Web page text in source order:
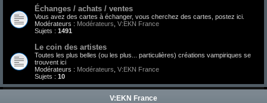
Échanges / achats / ventes
Vous avez des cartes à échanger, vous cherchez des cartes, postez ici.
Modérateurs : Modérateurs V:EKN France
Sujets : 1491
Le coin des artistes
Toutes les plus belles (ou les plus... particulières) créations vampiriques se
trouvent ici
Modérateurs : Modérateurs V:EKN France
Sujets : 10
V:EKN France